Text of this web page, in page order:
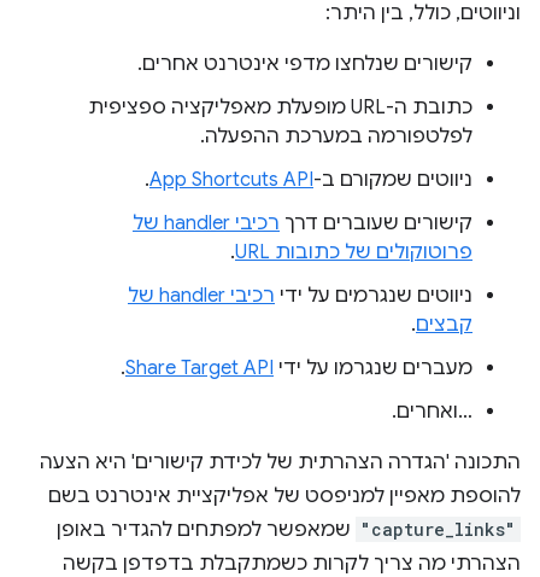
וניווטים, כולל, בין היתר:
קישורים שנלחצו מדפי אינטרנט אחרים.
כתובת ה-URL מופעלת מאפליקציה ספציפית
לפלטפורמה במערכת ההפעלה.
ניווטים שמקורם ב-App Shortcuts API
.
קישורים שעוברים דרך
רכיבי handler של
פרוטוקולים של כתובות URL
.
ניווטים שנגרמים על ידי
רכיבי handler של
קבצים.
מעברים שנגרמו על ידי Share Target API
.
…ואחרים.
התכונה 'הגדרה הצהרתית של לכידת קישורים' היא הצעה
להוספת מאפיין למניפסט של אפליקציית אינטרנט בשם
"capture_links" שמאפשר למפתחים להגדיר באופן
הצהרתי מה צריך לקרות כשמתקבלת בדפדפן בקשה